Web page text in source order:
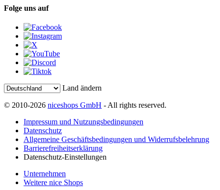
Folge uns auf
Land ändern
© 2010-2026 niceshops GmbH - All rights reserved.
Impressum und Nutzungsbedingungen
Datenschutz
Allgemeine Geschäftsbedingungen und Widerrufsbelehrung
Barrierefreiheitserklärung
Datenschutz-Einstellungen
Unternehmen
Weitere nice Shops